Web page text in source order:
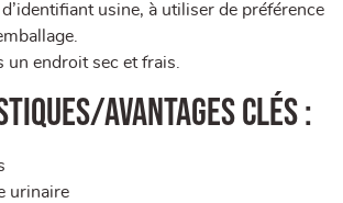
usine, à utiliser de préférence
un endroit sec et frais.
Avantages clés :
urinaire